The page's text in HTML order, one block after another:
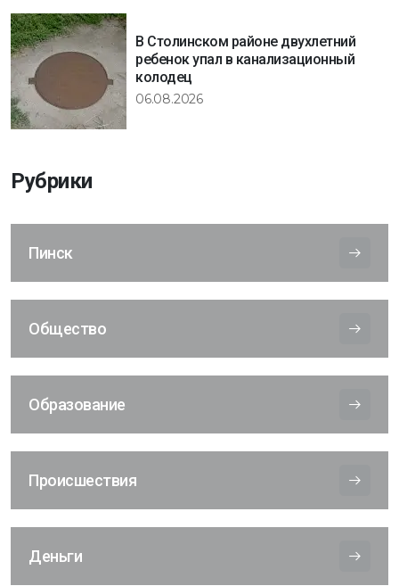
В Столинском районе двухлетний
ребенок упал в канализационный
колодец
06.08.2026
Рубрики
Пинск
Общество
Образование
Происшествия
Деньги